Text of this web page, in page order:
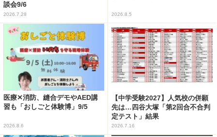
談会9/6
2026.7.28 2026.8.5
医療✕消防、縫合デモやAED講
習も「おしごと体験博」9/5
2026.8.6
【中学受験2027】人気校の併願
先は…四谷大塚「第2回合不合判
定テスト」結果
2026.7.16